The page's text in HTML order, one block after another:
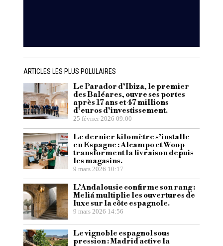
ARTICLES LES PLUS POLULAIRES
Le Parador d’Ibiza, le premier
des Baléares, ouvre ses portes
après 17 ans et 47 millions
d’euros d’investissement.
25 février 2026 09:00
Le dernier kilomètre s’installe
en Espagne : Alcampo et Woop
transforment la livraison depuis
les magasins.
9 mars 2026 10:17
L’Andalousie confirme son rang :
Meliá multiplie les ouvertures de
luxe sur la côte espagnole.
9 mars 2026 14:56
Le vignoble espagnol sous
pression : Madrid active la